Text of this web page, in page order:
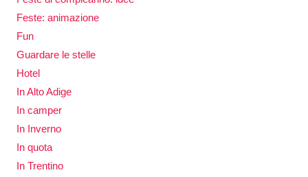
Feste: animazione
Fun
Guardare le stelle
Hotel
In Alto Adige
In camper
In Inverno
In quota
In Trentino